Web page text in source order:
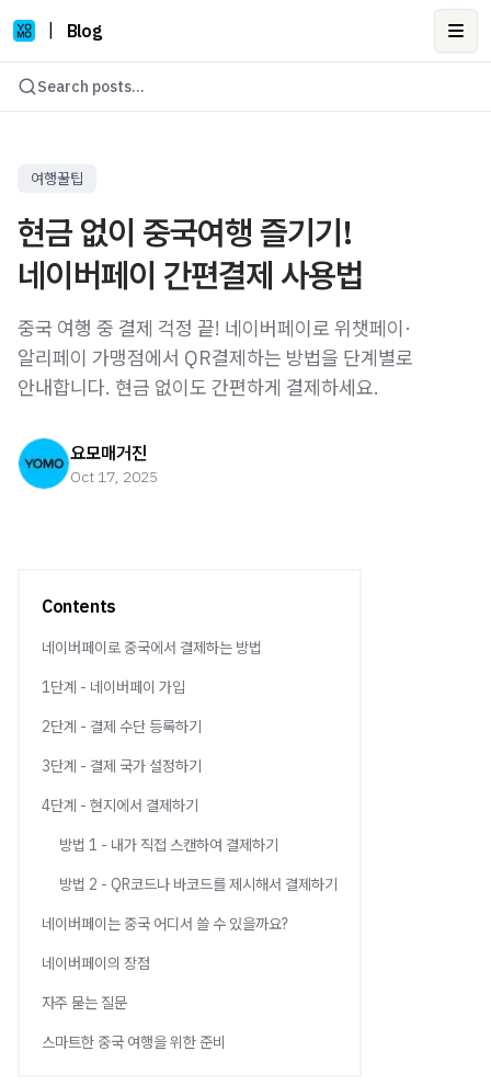
Blog
Search posts...
여행꿀팁
현금 없이 중국여행 즐기기!
네이버페이 간편결제 사용법
중국 여행 중 결제 걱정 끝! 네이버페이로 위챗페이·
알리페이 가맹점에서 QR결제하는 방법을 단계별로
안내합니다. 현금 없이도 간편하게 결제하세요.
요모매거진
Oct 17, 2025
Contents
네이버페이로 중국에서 결제하는 방법
1단계 - 네이버페이 가입
2단계 - 결제 수단 등록하기
3단계 - 결제 국가 설정하기
4단계 - 현지에서 결제하기
방법 1 - 내가 직접 스캔하여 결제하기
방법 2 - QR코드나 바코드를 제시해서 결제하기
네이버페이는 중국 어디서 쓸 수 있을까요?
네이버페이의 장점
자주 묻는 질문
스마트한 중국 여행을 위한 준비